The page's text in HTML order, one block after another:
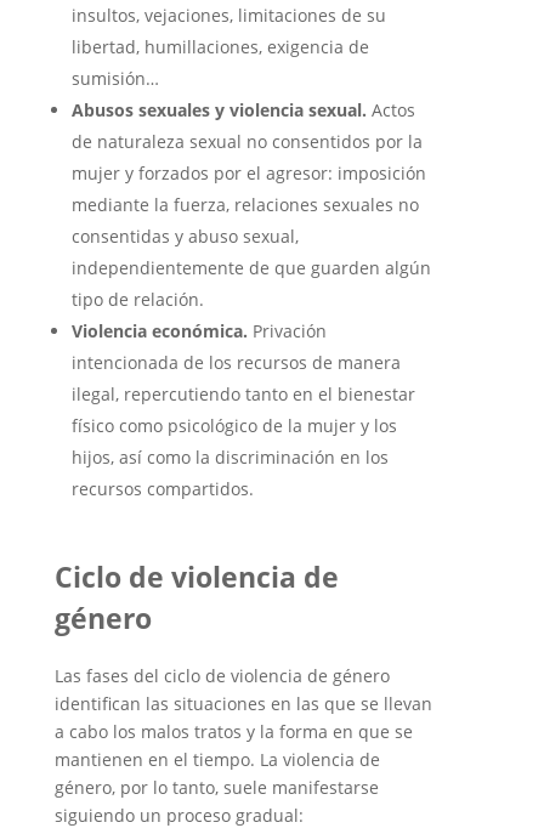
insultos, vejaciones, limitaciones de su
libertad, humillaciones, exigencia de
sumisión…
Abusos sexuales y violencia sexual. Actos
de naturaleza sexual no consentidos por la
mujer y forzados por el agresor: imposición
mediante la fuerza, relaciones sexuales no
consentidas y abuso sexual,
independientemente de que guarden algún
tipo de relación.
Violencia económica. Privación
intencionada de los recursos de manera
ilegal, repercutiendo tanto en el bienestar
físico como psicológico de la mujer y los
hijos, así como la discriminación en los
recursos compartidos.
Ciclo de violencia de
género
Las fases del ciclo de violencia de género
identifican las situaciones en las que se llevan
a cabo los malos tratos y la forma en que se
mantienen en el tiempo. La violencia de
género, por lo tanto, suele manifestarse
siguiendo un proceso gradual: